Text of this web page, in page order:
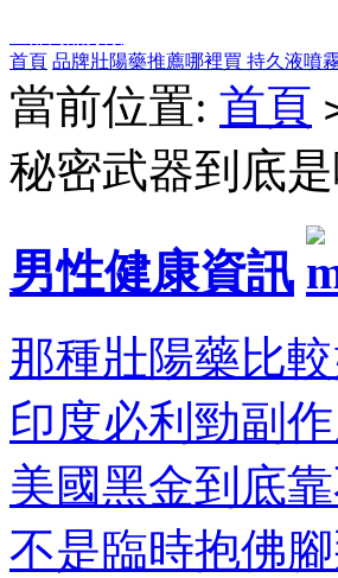
首頁 品牌壯陽藥推薦哪裡買 持久液噴
當前位置: 首頁
秘密武器到底
男性健康資訊
那種壯陽藥比
印度必利勁副
美國黑金到底
不是臨時抱佛